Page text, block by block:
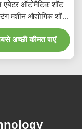
एबेटर ऑटोमैटिक शॉट
मशीन औद्योगिक शॉट
ब्लास्टिंग उपकरण
अच्छी कीमत पाएं